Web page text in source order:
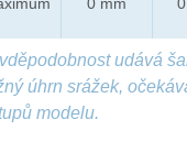
udává
úhrn srážek,
modelu.